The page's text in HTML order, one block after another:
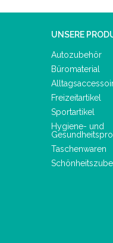
UNSERE
Autozubehör
Büromaterial
Freizeitartikel
Sportartikel
Hygiene- und
Taschenwaren